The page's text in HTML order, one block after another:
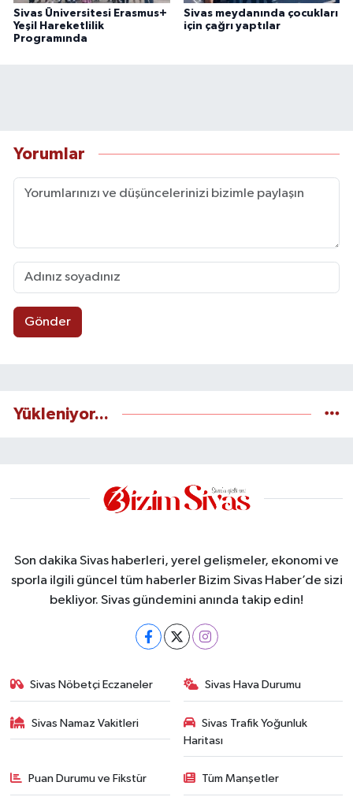
Sivas Üniversitesi Erasmus+
Yeşil Hareketlilik
Programında
Sivas meydanında çocukları
için çağrı yaptılar
Yorumlar
Gönder
Yükleniyor...
Son dakika Sivas haberleri, yerel gelişmeler, ekonomi ve
sporla ilgili güncel tüm haberler Bizim Sivas Haber’de sizi
bekliyor. Sivas gündemini anında takip edin!
Sivas Nöbetçi Eczaneler Sivas Hava Durumu
Sivas Namaz Vakitleri
Sivas Trafik Yoğunluk
Haritası
Puan Durumu ve Fikstür Tüm Manşetler